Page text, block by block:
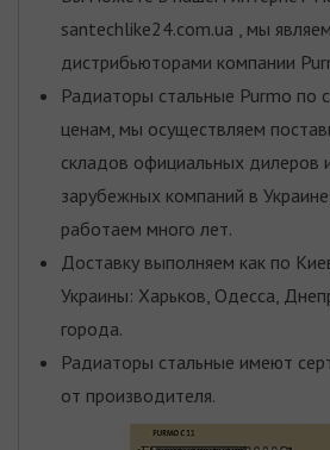
santechlike24.com.ua , мы
дистрибьюторами компании
Радиаторы стальные Purmo по
ценам, мы осуществляем
складов официальных дилеров
зарубежных компаний в
работаем много лет.
Доставку выполняем как по
Украины: Харьков, Одесса,
города.
Радиаторы стальные имеют
от производителя.